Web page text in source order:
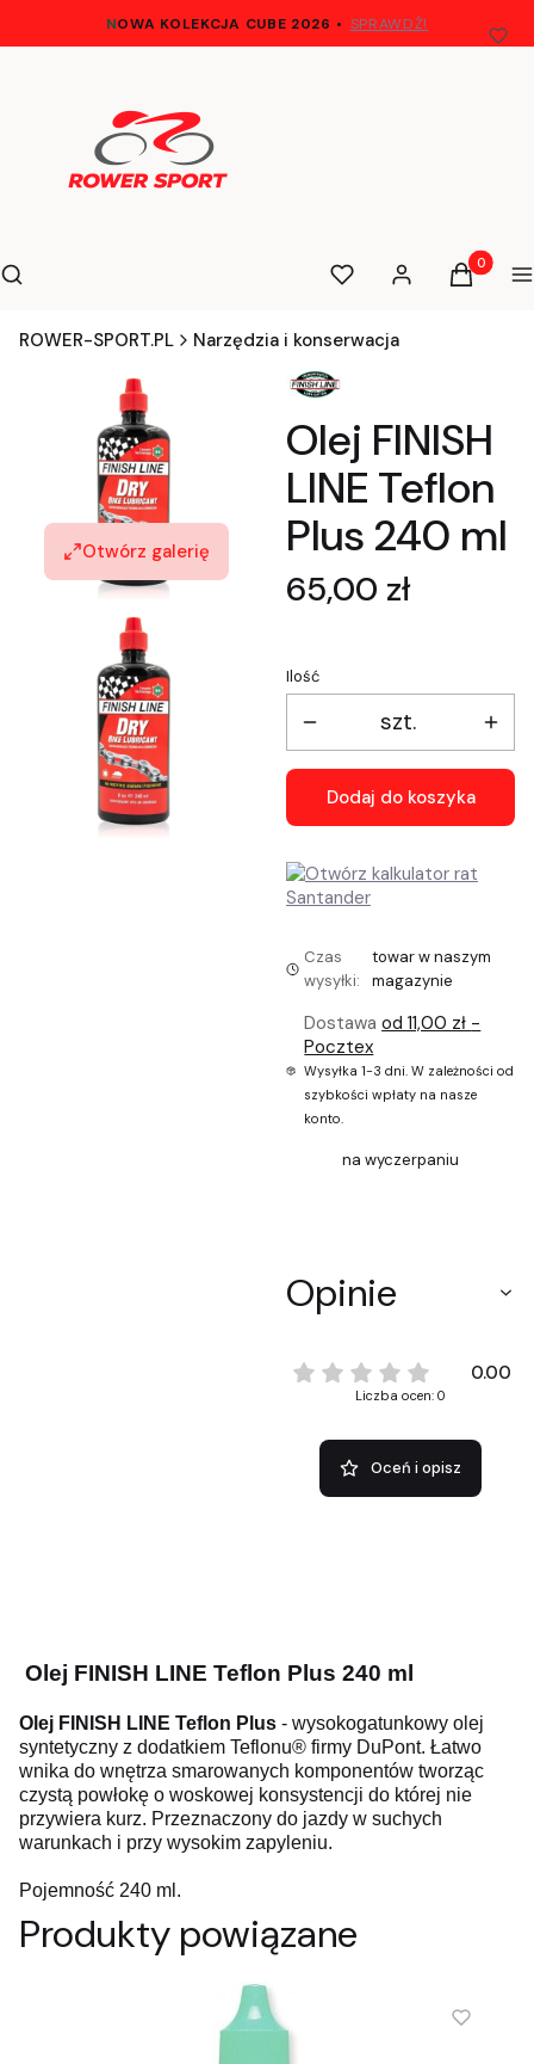
NOWA KOLEKCJA CUBE 2026 • SPRAWDŹ!
Otwórz wyszukiwarkę
Szukaj UlubioneZaloguj sięProdukty
Koszyk
ROWER-SPORT.PL Narzędzia i konserwacja
Otwórz galerię
Olej FINISH
LINE Teflon
Plus 240 ml
Cena
65,00 zł
Ilość
szt.
Dodaj do koszyka
Czas
wysyłki:
towar w naszym
magazynie
Dostawaod 11,00 zł -
Pocztex
Wysyłka 1-3 dni. W zależności od
szybkości wpłaty na nasze
konto.
na wyczerpaniu
Opinie
0.00
Liczba ocen: 0
Oceń i opisz
Olej FINISH LINE Teflon Plus 240 ml
Olej FINISH LINE Teflon Plus - wysokogatunkowy olej
syntetyczny z dodatkiem Teflonu® firmy DuPont. Łatwo
wnika do wnętrza smarowanych komponentów tworząc
czystą powłokę o woskowej konsystencji do której nie
przywiera kurz. Przeznaczony do jazdy w suchych
warunkach i przy wysokim zapyleniu.
Pojemność 240 ml.
Produkty powiązane